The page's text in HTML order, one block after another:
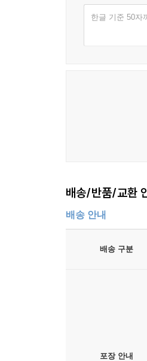
한글 기준 50자
배송/반품/교환
배송 안내
배송 구분
포장 안내